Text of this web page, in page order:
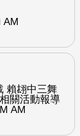
AM
賴翃中三舞
關活動報導
AM